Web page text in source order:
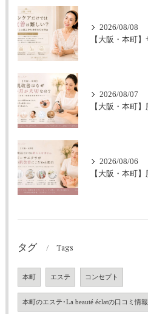
2026/08/08
2026/08/07
2026/08/06
タグ Tags
本町 エステ コンセプト
本町のエステ･La beauté éclatの口コミ情報